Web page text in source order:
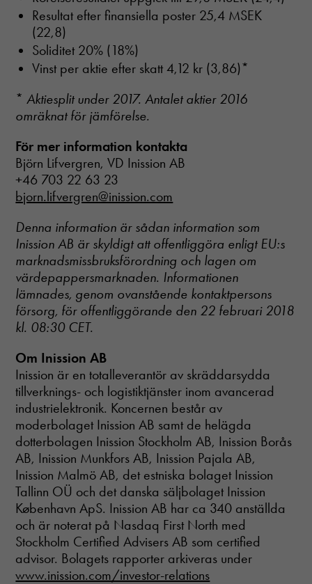
Resultat efter finansiella poster 25,4 MSEK
(22,8)
Soliditet 20% (18%)
Vinst per aktie efter skatt 4,12 kr (3,86)*
*Aktiesplit under 2017. Antalet aktier 2016
omräknat för jämförelse.
För mer information kontakta
Björn Lifvergren, VD Inission AB
+46 703 22 63 23
bjorn.lifvergren@inission.com
Denna information är sådan information som
Inission AB är skyldigt att offentliggöra enligt EU:s
marknadsmissbruksförordning och lagen om
värdepappersmarknaden. Informationen
lämnades, genom ovanstående kontaktpersons
försorg, för offentliggörande den 22 februari 2018
kl. 08:30 CET.
Om Inission AB
Inission är en totalleverantör av skräddarsydda
tillverknings- och logistiktjänster inom avancerad
industrielektronik. Koncernen består av
moderbolaget Inission AB samt de helägda
dotterbolagen Inission Stockholm AB, Inission Borås
AB, Inission Munkfors AB, Inission Pajala AB,
Inission Malmö AB, det estniska bolaget Inission
Tallinn OÜ och det danska säljbolaget Inission
København ApS. Inission AB har ca 340 anställda
och är noterat på Nasdaq First North med
Stockholm Certified Advisers AB som certified
advisor. Bolagets rapporter arkiveras under
www.inission.com/investor-relations